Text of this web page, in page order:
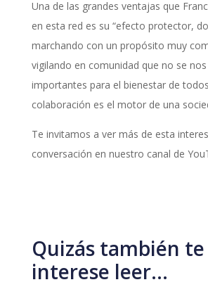
Una de las grandes ventajas que
en esta red es su “efecto protector,
marchando con un propósito muy
vigilando en comunidad que no se
importantes para el bienestar de
colaboración es el motor de una
Te invitamos a ver más de esta
conversación en nuestro canal de
Quizás también te
interese leer…